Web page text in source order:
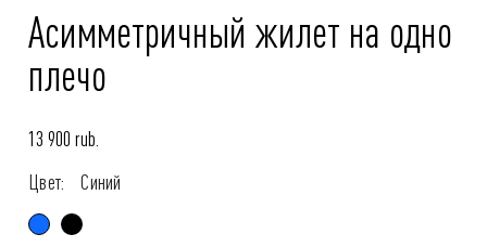
Асимметричный жилет на одно
плечо
13 900 rub.
Цвет:
Синий